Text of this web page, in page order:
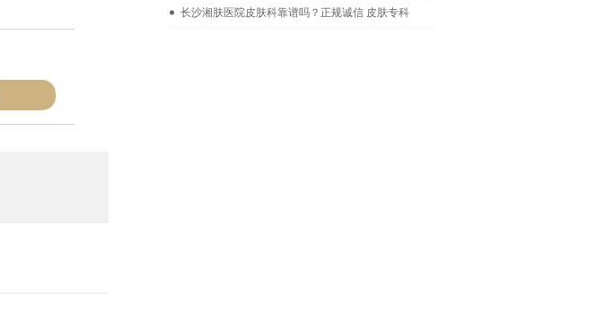
长沙湘肤医院皮肤科靠谱吗？正规诚信 皮肤专科